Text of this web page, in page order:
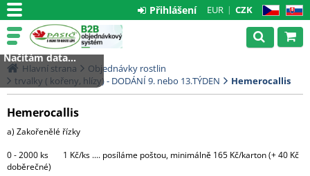
CZ SK
EUR CZK
Přihlášení
Hlavní strana
Objednávky rostlin
trvalky ( kořeny, hlízy) - DODÁNÍ 9. nebo 13.TÝDEN
Hemerocallis
Hemerocallis
a) Zakořenělé řízky
0 - 2000 ks 1 Kč/ks .... posíláme poštou, minimálně 165 Kč/karton (+ 40 Kč
doběrečné)
Načítám data...